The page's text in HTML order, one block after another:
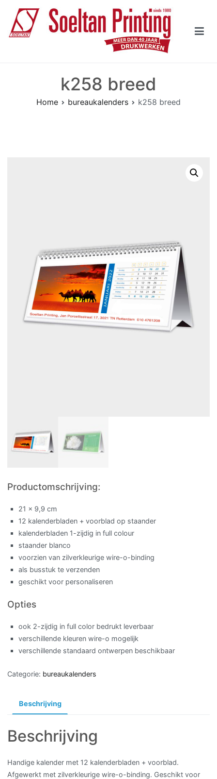
inhoud
k258 breed
Home bureaukalenders k258 breed
Productomschrijving:
21 x 9,9 cm
12 kalenderbladen + voorblad op staander
kalenderbladen 1-zijdig in full colour
staander blanco
voorzien van zilverkleurige wire-o-binding
als busstuk te verzenden
geschikt voor personaliseren
Opties
ook 2-zijdig in full color bedrukt leverbaar
verschillende kleuren wire-o mogelijk
verschillende standaard ontwerpen beschikbaar
Categorie: bureaukalenders
Beschrijving
Beschrijving
Handige kalender met 12 kalenderbladen + voorblad.
Afgewerkt met zilverkleurige wire-o-binding. Geschikt voor